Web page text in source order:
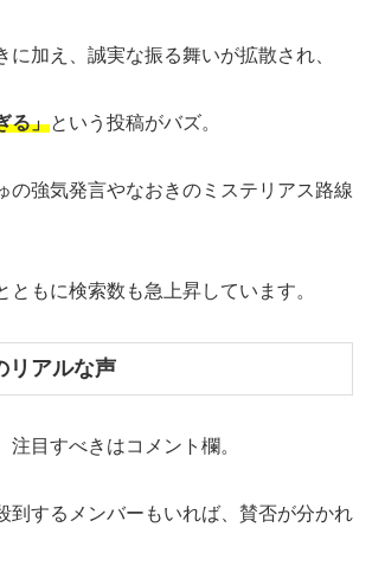
に加え、誠実な振る舞いが拡散され、
る」という投稿がバズ。
の強気発言やなおきのミステリアス路線
ともに検索数も急上昇しています。
リアルな声
注目すべきはコメント欄。
到するメンバーもいれば、賛否が分かれ